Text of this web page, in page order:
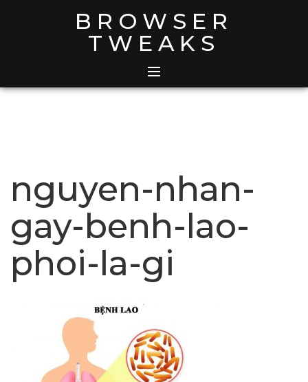
BROWSER
TWEAKS
nguyen-nhan-
gay-benh-lao-
phoi-la-gi